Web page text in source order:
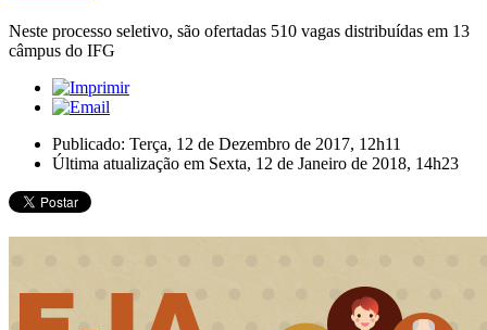
Neste processo seletivo, são ofertadas 510 vagas distribuídas em 13
câmpus do IFG
Publicado: Terça, 12 de Dezembro de 2017, 12h11
Última atualização em Sexta, 12 de Janeiro de 2018, 14h23